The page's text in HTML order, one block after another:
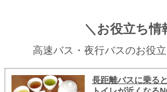
＼お役立ち情
高速バス・夜行バスのお役
長距離バスに乗る